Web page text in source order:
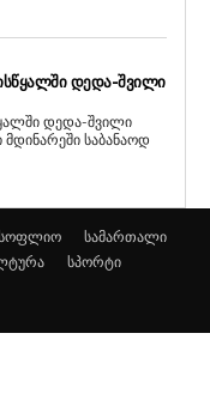
ᲓᲔᲓᲐ-ᲨᲕᲘᲚᲘ
დედა-შვილი
საბანაოდ
სამართალი
სპორტი